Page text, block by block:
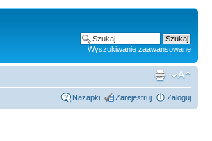
Wyszukiwanie zaawansowane
Nazapki Zarejestruj Zaloguj